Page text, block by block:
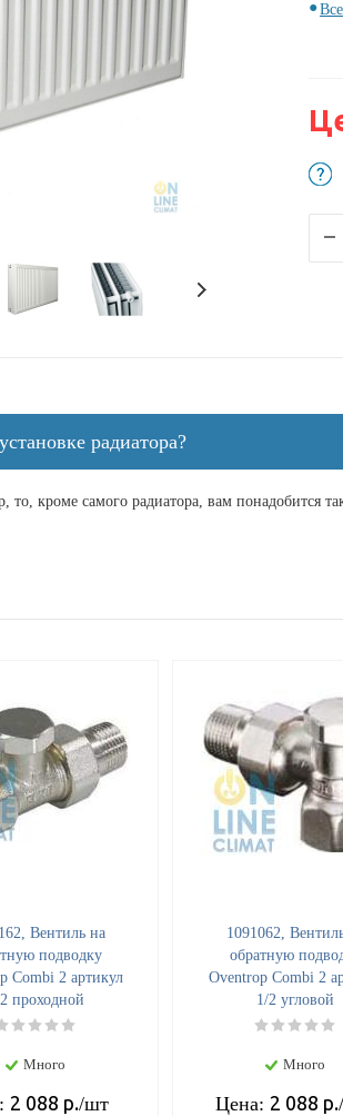
радиатора?
то, кроме самого радиатора, вам понадобится
Вентиль на
подводку
Combi 2 артикул
проходной
Много
2 088 р./шт
1091062,
обратную
Oventrop Combi 2
1/2 угловой
Много
Цена: 2 088 р.